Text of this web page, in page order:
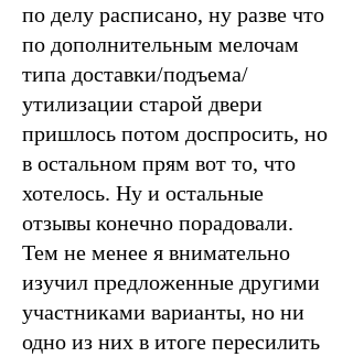
по делу расписано, ну разве что
по дополнительным мелочам
типа доставки/подъема/
утилизации старой двери
пришлось потом доспросить, но
в остальном прям вот то, что
хотелось. Ну и остальные
отзывы конечно порадовали.
Тем не менее я внимательно
изучил предложенные другими
участниками варианты, но ни
одно из них в итоге пересилить